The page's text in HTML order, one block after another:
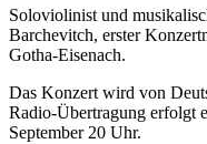
Soloviolinist und
Barchevitch, erster
Gotha-Eisenach.
Das Konzert wird von
Radio-Übertragung erfolgt
September 20 Uhr.